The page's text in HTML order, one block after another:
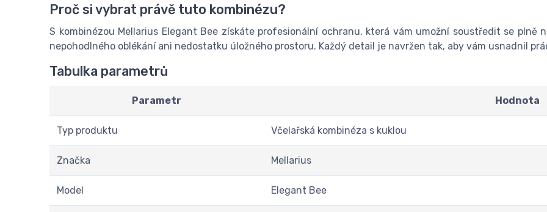
Proč si vybrat právě tuto kombinézu?
S kombinézou Mellarius Elegant Bee získáte profesionální ochranu, která vám umožní soustředit se plně
nepohodlného oblékání ani nedostatku úložného prostoru. Každý detail je navržen tak, aby vám usnadnil
Tabulka parametrů
Parametr Hodnota
Typ produktu Včelařská kombinéza s kuklou
Značka Mellarius
Model Elegant Bee